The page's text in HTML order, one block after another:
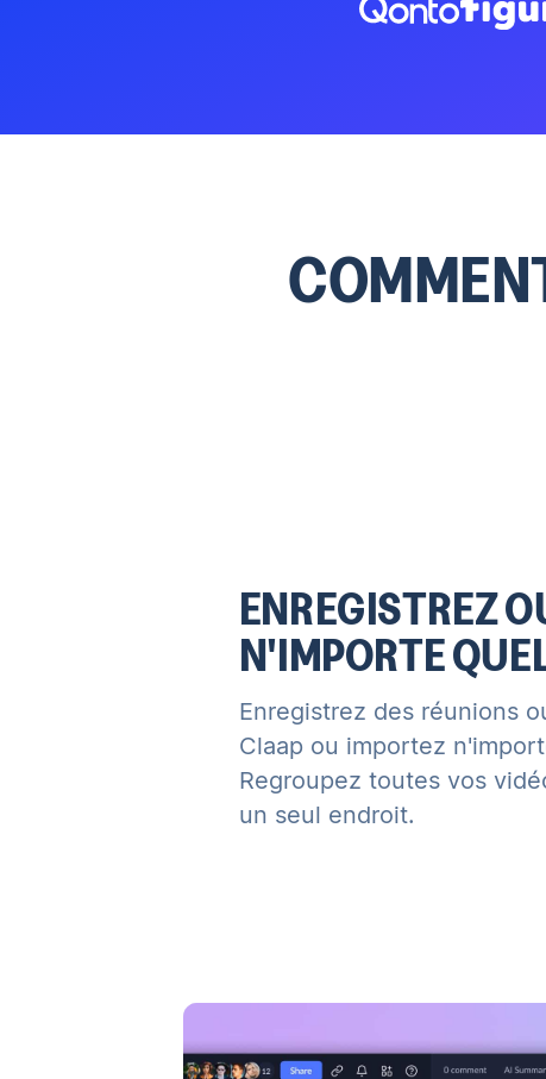
ENREGISTREZ
N'IMPORTE
Enregistrez des réunions
Claap ou importez
Regroupez toutes vos
un seul endroit.